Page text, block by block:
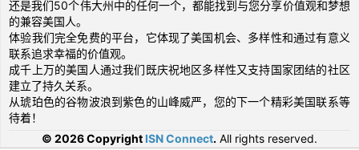
还是我们50个伟大州中的任何一个，都能找到与您分享价值观和梦想
的兼容美国人。
体验我们完全免费的平台，它体现了美国机会、多样性和通过有意义
联系追求幸福的价值观。
成千上万的美国人通过我们既庆祝地区多样性又支持国家团结的社区
建立了持久关系。
从琥珀色的谷物波浪到紫色的山峰威严，您的下一个精彩美国联系等
待着！
© 2026 Copyright ISN Connect. All rights reserved.